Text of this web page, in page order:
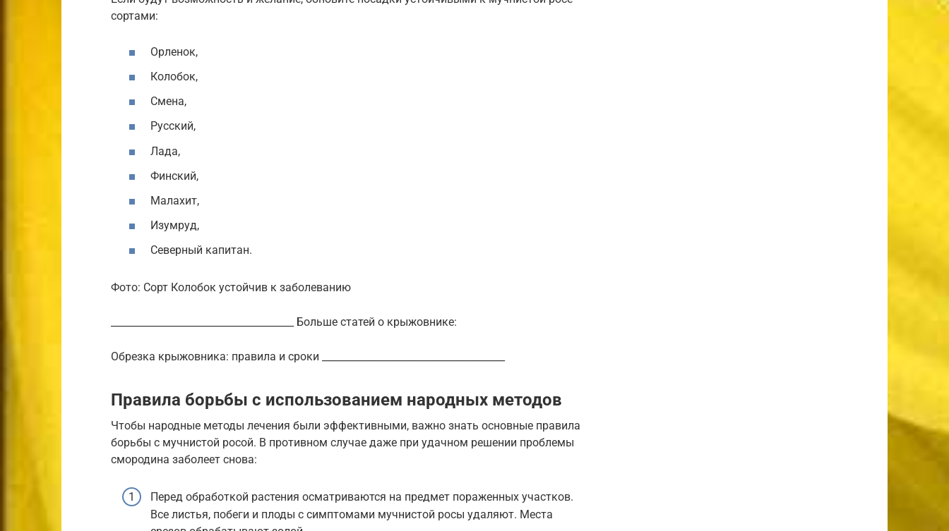
сортами:
Орленок,
Колобок,
Смена,
Русский,
Лада,
Финский,
Малахит,
Изумруд,
Северный капитан.
Фото: Сорт Колобок устойчив к заболеванию
_____________________________________ Больше статей о крыжовнике:
Обрезка крыжовника: правила и сроки _____________________________________
Правила борьбы с использованием народных методов
Чтобы народные методы лечения были эффективными, важно знать основные правила
борьбы с мучнистой росой. В противном случае даже при удачном решении проблемы
смородина заболеет снова:
Перед обработкой растения осматриваются на предмет пораженных участков.
Все листья, побеги и плоды с симптомами мучнистой росы удаляют. Места